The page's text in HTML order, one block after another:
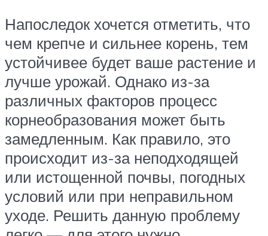
Напоследок хочется отметить, что
чем крепче и сильнее корень, тем
устойчивее будет ваше растение и
лучше урожай. Однако из-за
различных факторов процесс
корнеобразования может быть
замедленным. Как правило, это
происходит из-за неподходящей
или истощенной почвы, погодных
условий или при неправильном
уходе. Решить данную проблему